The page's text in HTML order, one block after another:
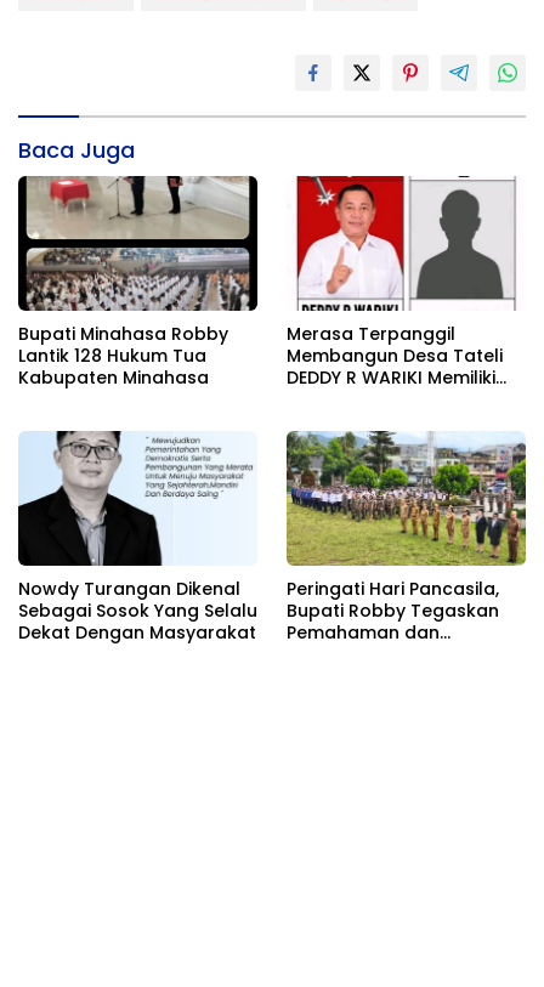
Baca Juga
Bupati Minahasa Robby
Lantik 128 Hukum Tua
Kabupaten Minahasa
Merasa Terpanggil
Membangun Desa Tateli
DEDDY R WARIKI Memiliki
Nowdy Turangan Dikenal
Sebagai Sosok Yang Selalu
Dekat Dengan Masyarakat
Peringati Hari Pancasila,
Bupati Robby Tegaskan
Pemahaman dan